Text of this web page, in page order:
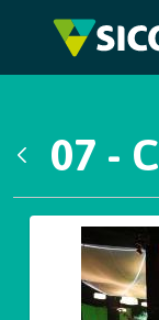
Pular para o
07 -
Galeria de Mídias